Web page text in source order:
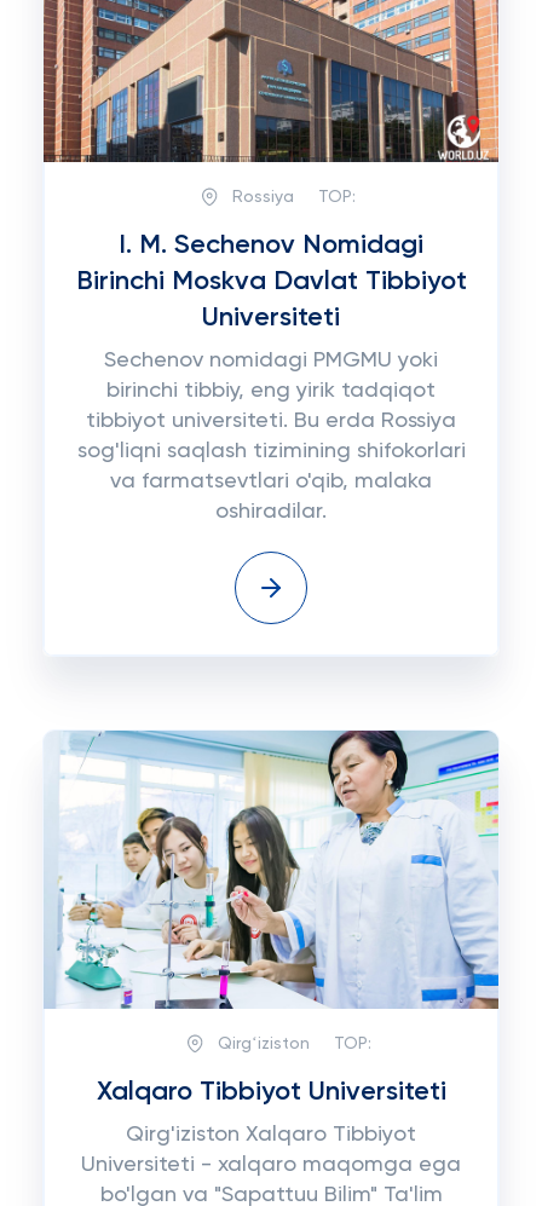
Rossiya TOP:
I. M. Sechenov Nomidagi
Birinchi Moskva Davlat Tibbiyot
Universiteti
Sechenov nomidagi PMGMU yoki
birinchi tibbiy, eng yirik tadqiqot
tibbiyot universiteti. Bu erda Rossiya
sog'liqni saqlash tizimining shifokorlari
va farmatsevtlari o'qib, malaka
oshiradilar.
Qirgʻiziston TOP:
Xalqaro Tibbiyot Universiteti
Qirg'iziston Xalqaro Tibbiyot
Universiteti - xalqaro maqomga ega
bo'lgan va "Sapattuu Bilim" Ta'lim